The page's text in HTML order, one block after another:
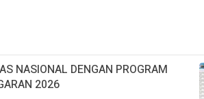
NASIONAL DENGAN PROGRAM
2026